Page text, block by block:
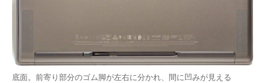
底面。前寄り部分のゴム脚が左右に分かれ、間に凹みが見える